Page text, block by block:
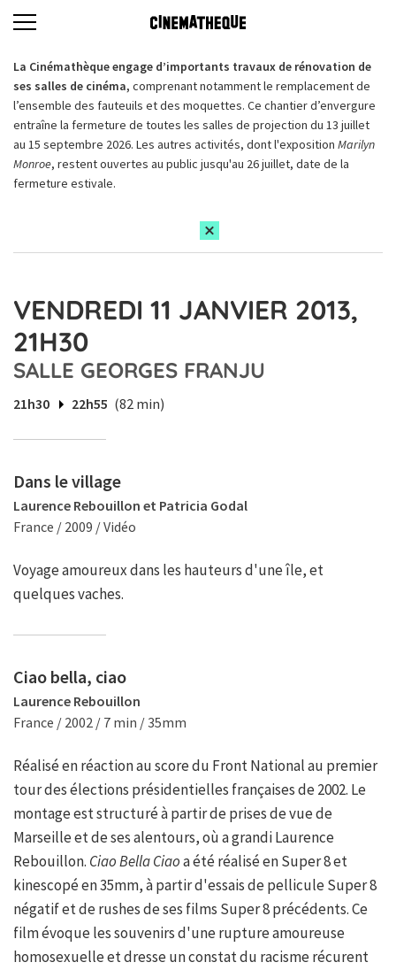
La Cinémathèque engage d’importants travaux de rénovation de
ses salles de cinéma, comprenant notamment le remplacement de
l’ensemble des fauteuils et des moquettes. Ce chantier d’envergure
entraîne la fermeture de toutes les salles de projection du 13 juillet
au 15 septembre 2026. Les autres activités, dont l'exposition Marilyn
Monroe, restent ouvertes au public jusqu'au 26 juillet, date de la
fermeture estivale.
VENDREDI 11 JANVIER 2013,
21H30
SALLE GEORGES FRANJU
21h30 22h55 (82 min)
Dans le village
Laurence Rebouillon et Patricia Godal
France / 2009 / Vidéo
Voyage amoureux dans les hauteurs d'une île, et
quelques vaches.
Ciao bella, ciao
Laurence Rebouillon
France / 2002 / 7 min / 35mm
Réalisé en réaction au score du Front National au premier
tour des élections présidentielles françaises de 2002. Le
montage est structuré à partir de prises de vue de
Marseille et de ses alentours, où a grandi Laurence
Rebouillon. Ciao Bella Ciaoa été réalisé en Super 8 et
kinescopé en 35mm, à partir d'essais de pellicule Super 8
négatif et de rushes de ses films Super 8 précédents. Ce
film évoque les souvenirs d'une rupture amoureuse
homosexuelle et dresse un constat du racisme récurent